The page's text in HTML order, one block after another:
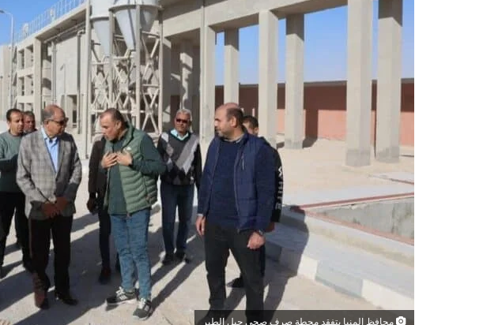
محافظ المنيا يتفقد محطة صرف صحي جبل الطير